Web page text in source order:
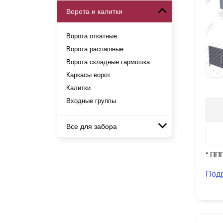
Металлические заборы
Металлические ограждения
Комплекты заборов-лего
Быстровозводимые заборы
Модульные заборы и
ограждения
Комбинированные заборы
Секционные заборы
Ворота и калитки
Ворота откатные
Ворота распашные
Ворота складные гармошка
Каркасы ворот
Калитки
Входные группы
Все для забора
*